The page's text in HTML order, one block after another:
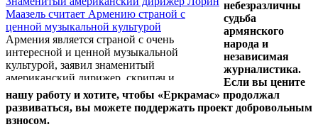
Российской академии естествознания,
известный общественный деятель
Александр Хачиянц ...
Маазель считает Армению страной с
ценной музыкальной культурой
Армения является страной с очень
интересной и ценной музыкальной
культурой, заявил знаменитый
американский дирижер, скрипач и
композитор Лорин Маазель в ходе пресс-
конференции, прирученной к концерту
Амстердамского Королевского оркестра
небезразличны
судьба
армянского
народа и
независимая
журналистика.
Если вы цените
нашу работу и хотите, чтобы «Еркрамас» продолжал
развиваться, вы можете поддержать проект добровольным
взносом.